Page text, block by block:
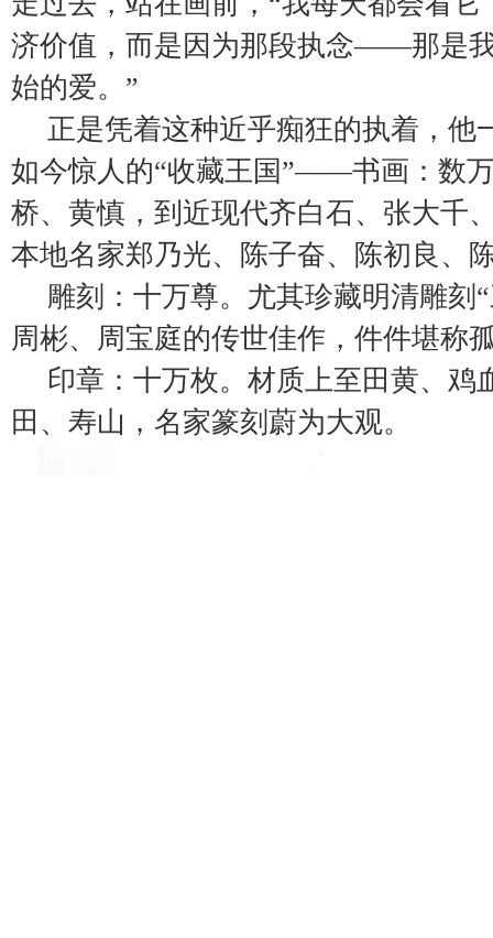
济价值，而是因为那段执念——那是
始的爱。”
正是凭着这种近乎痴狂的执着，他
如今惊人的“收藏王国”——书画：数
桥、黄慎，到近现代齐白石、张大千
本地名家郑乃光、陈子奋、陈初良
雕刻：十万尊。尤其珍藏明清雕刻
周彬、周宝庭的传世佳作，件件堪称
印章：十万枚。材质上至田黄、鸡
田、寿山，名家篆刻蔚为大观。